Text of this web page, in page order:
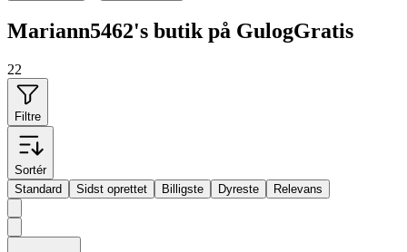
Mariann5462's butik på GulogGratis
22
Filtre
Sortér
Standard
Sidst oprettet Billigste Dyreste Relevans